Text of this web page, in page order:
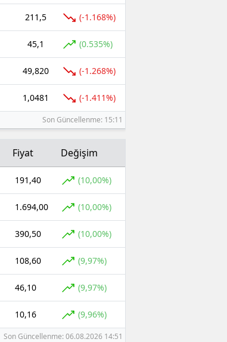
211,5 (-1.168%)
45,1 (0.535%)
49,820 (-1.268%)
1,0481 (-1.411%)
Son Güncellenme: 15:11
Fiyat Değişim
191,40 (10,00%)
1.694,00 (10,00%)
390,50 (10,00%)
108,60 (9,97%)
46,10 (9,97%)
10,16 (9,96%)
Son Güncellenme: 06.08.2026 14:51